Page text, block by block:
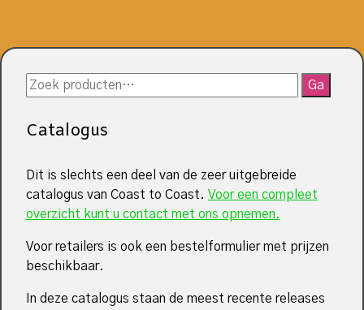
Zoeken
naar:
Ga
Catalogus
Dit is slechts een deel van de zeer uitgebreide
catalogus van Coast to Coast. Voor een compleet
overzicht kunt u contact met ons opnemen.
Voor retailers is ook een bestelformulier met prijzen
beschikbaar.
In deze catalogus staan de meest recente releases